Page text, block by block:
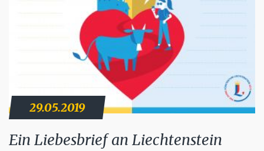
29.05.2019
Ein Liebesbrief an Liechtenstein